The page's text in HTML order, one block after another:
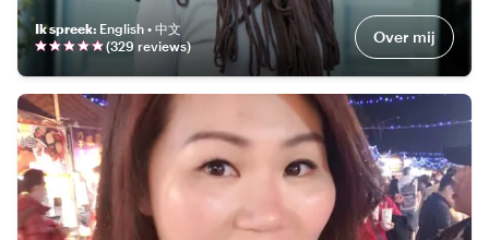
Ik spreek: English • 中文
(329 reviews) Over mij